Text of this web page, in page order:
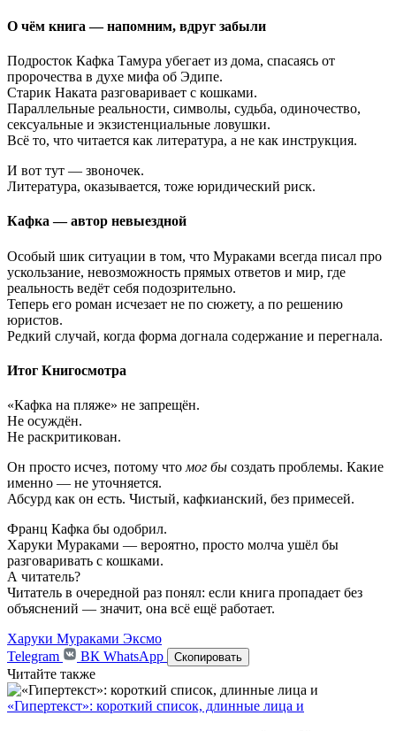
О чём книга — напомним, вдруг забыли
Подросток Кафка Тамура убегает из дома, спасаясь от
пророчества в духе мифа об Эдипе.
Старик Наката разговаривает с кошками.
Параллельные реальности, символы, судьба, одиночество,
сексуальные и экзистенциальные ловушки.
Всё то, что читается как литература, а не как инструкция.
И вот тут — звоночек.
Литература, оказывается, тоже юридический риск.
Кафка — автор невыездной
Особый шик ситуации в том, что Мураками всегда писал про
ускользание, невозможность прямых ответов и мир, где
реальность ведёт себя подозрительно.
Теперь его роман исчезает не по сюжету, а по решению
юристов.
Редкий случай, когда форма догнала содержание и перегнала.
Итог Книгосмотра
«Кафка на пляже» не запрещён.
Не осуждён.
Не раскритикован.
Он просто исчез, потому что мог бы создать проблемы. Какие
именно — не уточняется.
Абсурд как он есть. Чистый, кафкианский, без примесей.
Франц Кафка бы одобрил.
Харуки Мураками — вероятно, просто молча ушёл бы
разговаривать с кошками.
А читатель?
Читатель в очередной раз понял: если книга пропадает без
объяснений — значит, она всё ещё работает.
Харуки Мураками Эксмо
Telegram
ВК WhatsApp Скопировать
Читайте также
«Гипертекст»: короткий список, длинные лица и